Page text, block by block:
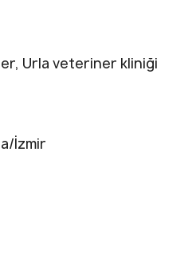
Urla veteriner kliniği
İzmir